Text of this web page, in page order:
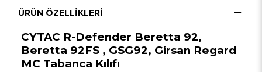
ÜRÜN ÖZELLIKLERI
CYTAC R-Defender Beretta 92,
Beretta 92FS , GSG92, Girsan Regard
MC Tabanca Kılıfı